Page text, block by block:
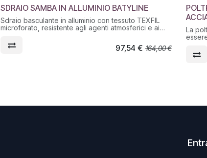
MADE IN ITALY
SDRAIO SAMBA IN ALLUMINIO BATYLINE
Sdraio basculante in alluminio con tessuto TEXFIL
microforato, resistente agli agenti atmosferici e ai
a inclinazione naturale per massimo comfort. Ideale
per giardino, terrazza, veranda, bordo piscina e
97,54 € 164,00€
La
Il